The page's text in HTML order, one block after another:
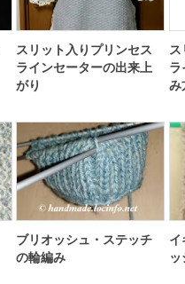
スリット入りプリンセス
ラインセーターの出来上
がり
み
ブリオッシュ・ステッチ
の輪編み